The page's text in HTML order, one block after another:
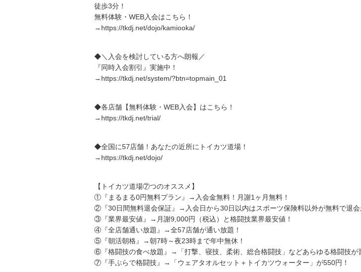
徒歩3分！
無料体験・WEB入会はこちら！
→https://tkdj.net/dojo/kamiooka/
◆＼入会を検討している方へ朗報／
『同時入会割引』実施中！
→https://tkdj.net/system/?btn=topmain_01
◆各店舗【無料体験・WEB入会】はこちら！
→https://tkdj.net/trial/
◆全国に57店舗！あなたの近所にトイカツ道場！
→https://tkdj.net/dojo/
【トイカツ道場⑦つのオススメ】
①『まるまる0円無料プラン』→入会金無料！月謝1ヶ月無料！
②『30日間無料退会保証』→入会日から30日以内はスポーツ保険料以外が無料で退会
③『業界最安値』→月謝9,000円（税込）と格闘技業界最安値！
④『全店舗通い放題』→全57店舗が通い放題！
⑤『朝活朝格』→朝7時～夜23時まで年中無休！
⑥『格闘技の食べ放題』→「打撃、寝技、柔術、総合格闘技」などあらゆる格闘技が
⑦『手ぶらで格闘技』→「ウェアタオルセット＋トイカツウォーター」が550円！